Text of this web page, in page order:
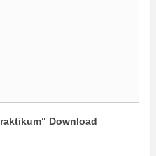
Download